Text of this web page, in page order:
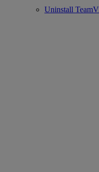
Uninstall